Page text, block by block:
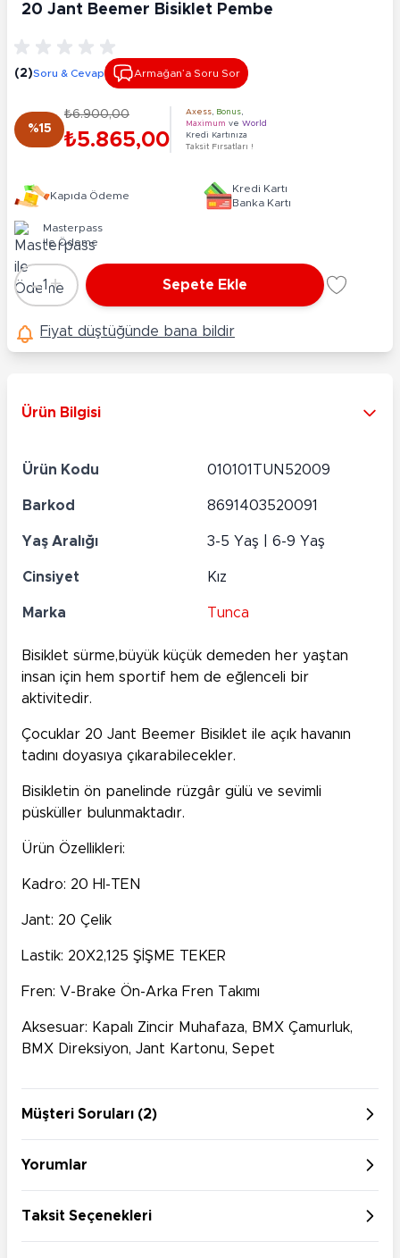
20 Jant Beemer Bisiklet Pembe
(2)Soru & Cevap Armağan’a Soru Sor
%15
₺6.900,00
₺5.865,00
Axess Bonus
Maximum ve World
Kredi Kartınıza
Taksit Fırsatları !
Kapıda Ödeme
Kredi Kartı
Banka Kartı
Masterpass
ile Ödeme
Adet
-1 + Sepete Ekle
Fiyat düştüğünde bana bildir
Ürün Bilgisi
Ürün Kodu 010101TUN52009
Barkod 8691403520091
Yaş Aralığı 3-5 Yaş | 6-9 Yaş
Cinsiyet Kız
Marka Tunca
Bisiklet sürme,büyük küçük demeden her yaştan
insan için hem sportif hem de eğlenceli bir
aktivitedir.
Çocuklar 20 Jant Beemer Bisiklet ile açık havanın
tadını doyasıya çıkarabilecekler.
Bisikletin ön panelinde rüzgâr gülü ve sevimli
püsküller bulunmaktadır.
Ürün Özellikleri:
Kadro: 20 HI-TEN
Jant: 20 Çelik
Lastik: 20X2,125 ŞİŞME TEKER
Fren: V-Brake Ön-Arka Fren Takımı
Aksesuar: Kapalı Zincir Muhafaza, BMX Çamurluk,
BMX Direksiyon, Jant Kartonu, Sepet
Müşteri Soruları (2)
Yorumlar
Taksit Seçenekleri